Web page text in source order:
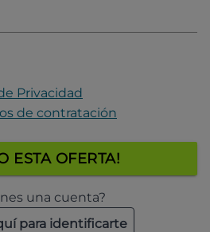
Privacidad
de contratación
ESTA OFERTA!
una cuenta?
para identificarte